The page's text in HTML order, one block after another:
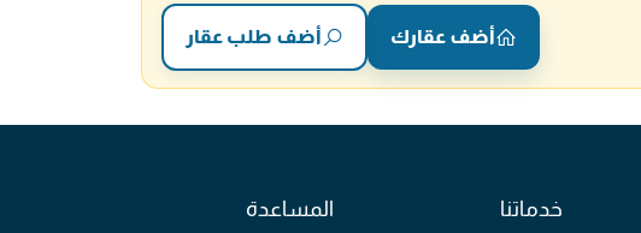
أضف عقارك أضف طلب عقار
خدماتنا المساعدة